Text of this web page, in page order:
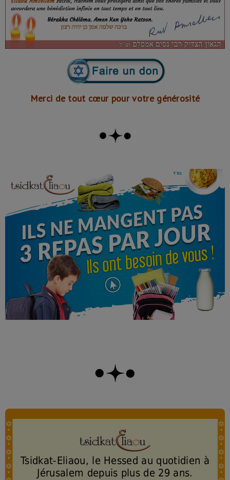
Merci de tout cœur pour votre générosité
Tsidkat-Eliaou, le Hessed au quotidien à
Jérusalem depuis plus de 29 ans.